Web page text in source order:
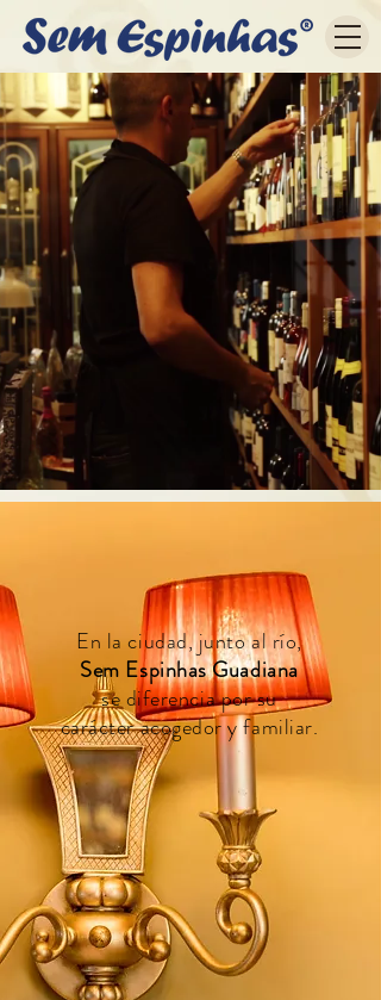
En la ciudad, junto al río,
Sem Espinhas Guadiana
se diferencia por su
carácter acogedor y familiar.